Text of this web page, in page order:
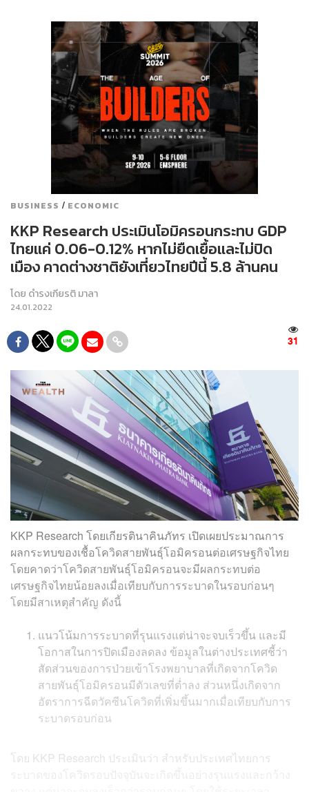
BUSINESS / ECONOMIC
KKP Research ประเมินโอมิครอนกระทบ GDP
ไทยแค่ 0.06-0.12% หากไม่ยืดเยื้อและไม่ปิด
เมือง คาดต่างชาติยังเที่ยวไทยปีนี้ 5.8 ล้านคน
โดย ดำรงเกียรติ มาลา
24.01.2022
31
KKP Research โดยเกียรตินาคินภัทร เปิดเผยประมาณการ
ผลกระทบของเชื้อโควิดสายพันธุ์โอมิครอนต่อเศรษฐกิจไทย
โดยคาดว่าโควิดสายพันธุ์โอมิครอนจะมีผลกระทบต่อ
เศรษฐกิจไทยน้อยลงเมื่อเทียบกับการระบาดในรอบก่อนๆ
โดยมีสาเหตุสำคัญ ดังนี้
แนวโน้มการระบาดที่รุนแรงแต่น่าจะจบเร็วขึ้น และมี
โอกาสในการปิดเมืองลดลง ข้อมูลในต่างประเทศชี้ว่า
สัดส่วนของการป่วยเข้าโรงพยาบาลที่เกิดจากโควิด
สายพันธุ์โอมิครอนมีตัวเลขที่ต่ำลง ส่วนหนึ่งเกิดจาก
อัตราการฉีดวัคซีนโควิดที่เพิ่มขึ้นมากเมื่อเทียบกับการ
ระบาดรอบก่อน
โดย KKP Research ประเมินว่า สำหรับประเทศไทยการ